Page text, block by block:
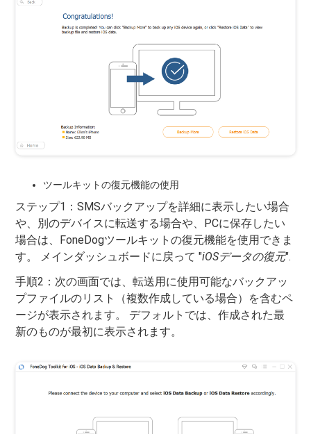
ツールキットの復元機能の使用
ステップ1：SMSバックアップを詳細に表示したい場合
や、別のデバイスに転送する場合や、PCに保存したい
場合は、FoneDogツールキットの復元機能を使用できま
す。 メインダッシュボードに戻って "iOSデータの復元".
手順2：次の画面では、転送用に使用可能なバックアッ
プファイルのリスト（複数作成している場合）を含むペ
ージが表示されます。 デフォルトでは、作成された最
新のものが最初に表示されます。